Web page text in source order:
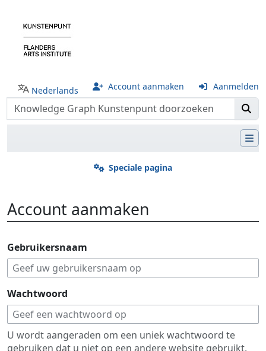
Nederlands Account aanmaken Aanmelden
Speciale pagina
Account aanmaken
Gebruikersnaam
Wachtwoord
U wordt aangeraden om een uniek wachtwoord te
gebruiken dat u niet op een andere website gebruikt.